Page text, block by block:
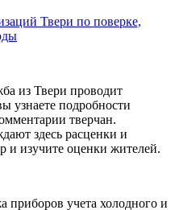
Твери по поверке,
из Твери проводит
узнаете подробности
тверчан.
здесь расценки и
и изучите оценки жителей.
приборов учета холодного и